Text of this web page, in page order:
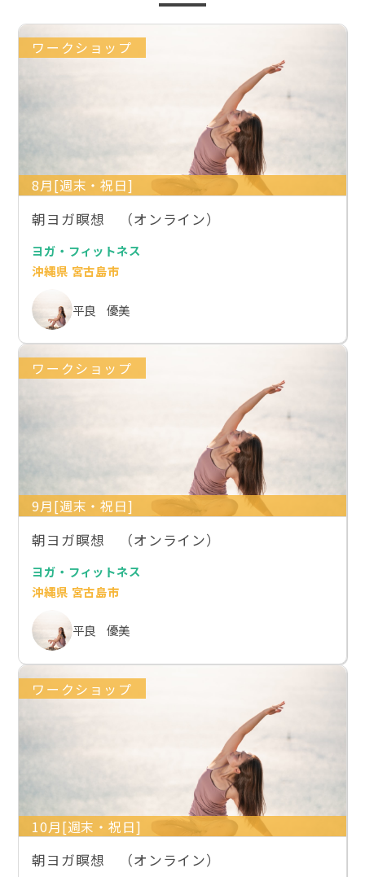
ワークショップ
8月[週末・祝日]
朝ヨガ瞑想 （オンライン）
ヨガ・フィットネス
沖縄県 宮古島市
平良 優美
ワークショップ
9月[週末・祝日]
朝ヨガ瞑想 （オンライン）
ヨガ・フィットネス
沖縄県 宮古島市
平良 優美
ワークショップ
10月[週末・祝日]
朝ヨガ瞑想 （オンライン）